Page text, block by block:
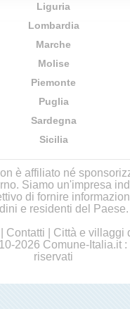
Liguria
Lombardia
Marche
Molise
Piemonte
Puglia
Sardegna
Sicilia
è affiliato né
Siamo un'impresa
di fornire
e residenti del Paese.
Contatti Città e villaggi
2026 Comune-Italia.it :
riservati